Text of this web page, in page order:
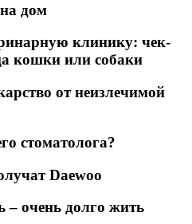
дом
клинику: чек-
кошки или собаки
от неизлечимой
стоматолога?
Daewoo
– очень долго жить